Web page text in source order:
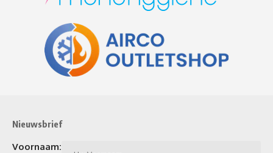
Nieuwsbrief
Voornaam: